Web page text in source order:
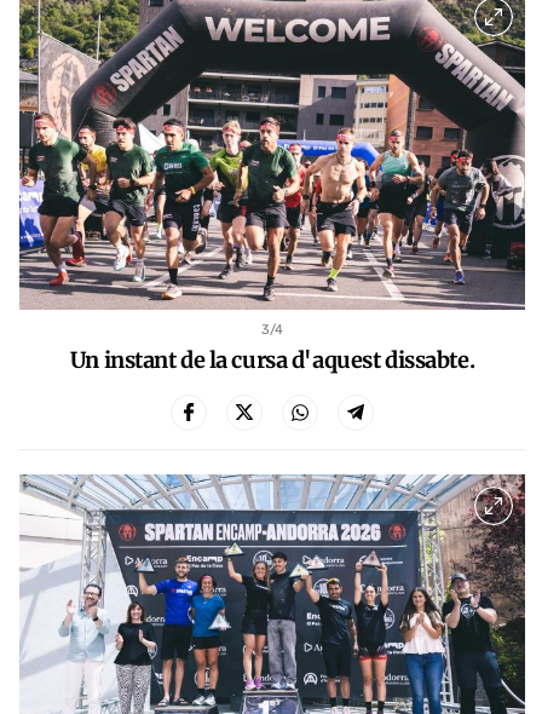
3/4
Un instant de la cursa d'aquest dissabte.